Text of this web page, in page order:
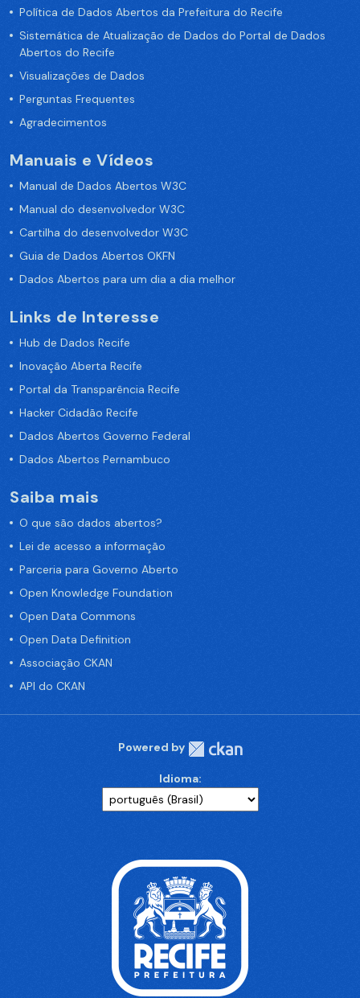
Política de Dados Abertos da Prefeitura do Recife
Sistemática de Atualização de Dados do Portal de Dados
Abertos do Recife
Visualizações de Dados
Perguntas Frequentes
Agradecimentos
Manuais e Vídeos
Manual de Dados Abertos W3C
Manual do desenvolvedor W3C
Cartilha do desenvolvedor W3C
Guia de Dados Abertos OKFN
Dados Abertos para um dia a dia melhor
Links de Interesse
Hub de Dados Recife
Inovação Aberta Recife
Portal da Transparência Recife
Hacker Cidadão Recife
Dados Abertos Governo Federal
Dados Abertos Pernambuco
Saiba mais
O que são dados abertos?
Lei de acesso a informação
Parceria para Governo Aberto
Open Knowledge Foundation
Open Data Commons
Open Data Definition
Associação CKAN
API do CKAN
Powered by
Idioma